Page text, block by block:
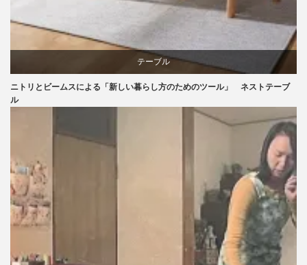
テーブル
ニトリとビームスによる「新しい暮らし方のためのツール」 ネストテーブ
ル